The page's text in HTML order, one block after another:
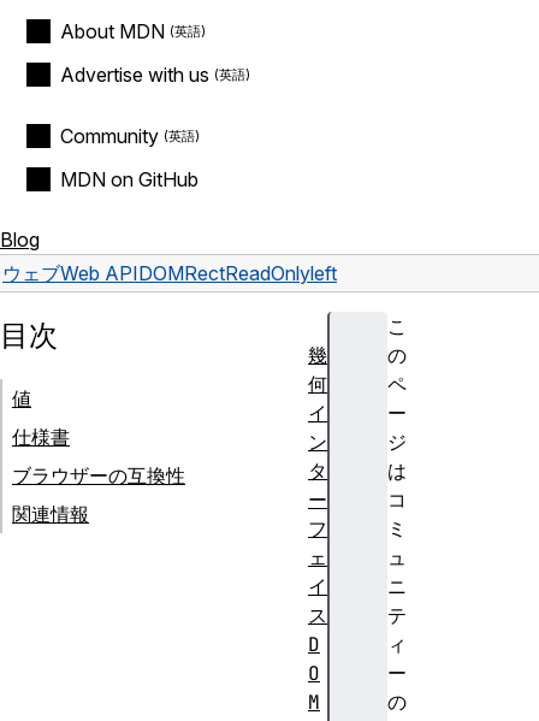
About MDN
Advertise with us
Community
MDN on GitHub
Blog
ウェブWeb APIDOMRectReadOnlyleft
こ
の
ペ
ー
ジ
は
コ
ミ
ュ
ニ
テ
ィ
ー
の
目次
値
仕様書
ブラウザーの互換性
関連情報
幾
何
イ
ン
タ
ー
フ
ェ
イ
ス
D
O
M